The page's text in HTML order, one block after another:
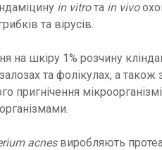
in vitroта in vivo
та вірусів.
на шкіру 1% розчину
та фолікулах, а
пригнічення
acnesвиробляють